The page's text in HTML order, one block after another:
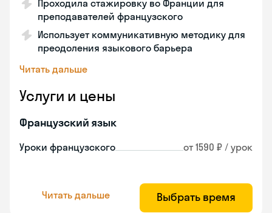
Проходила стажировку во Франции для
преподавателей французского
Использует коммуникативную методику для
преодоления языкового барьера
Читать дальше
Услуги и цены
Французский язык
Уроки французского от 1590 ₽ / урок
Читать дальше Выбрать время